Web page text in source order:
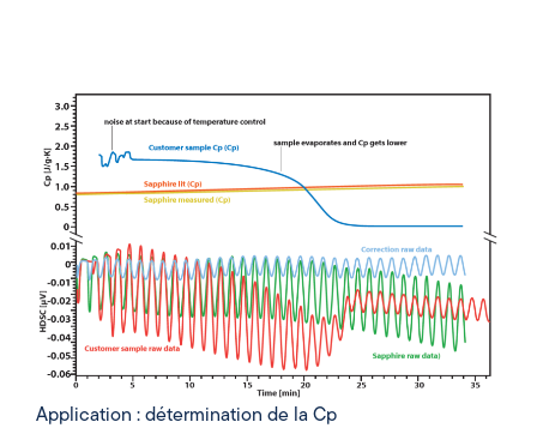
Application : détermination de la Cp